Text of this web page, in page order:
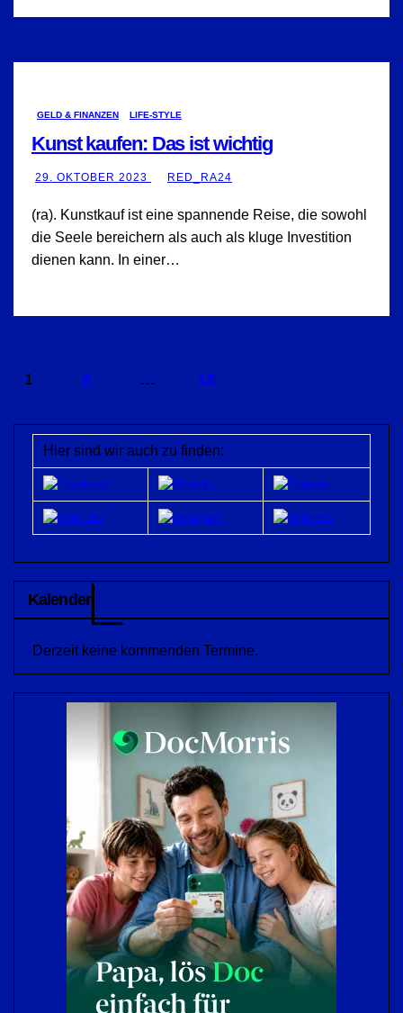
GELD & FINANZEN LIFE-STYLE
Kunst kaufen: Das ist wichtig
29. OKTOBER 2023 RED_RA24
(ra). Kunstkauf ist eine spannende Reise, die sowohl
die Seele bereichern als auch als kluge Investition
dienen kann. In einer…
Seitennummerierung
Beiträge
1 2 … 12
Hier sind wir auch zu finden:
Kalender
Derzeit keine kommenden Termine.